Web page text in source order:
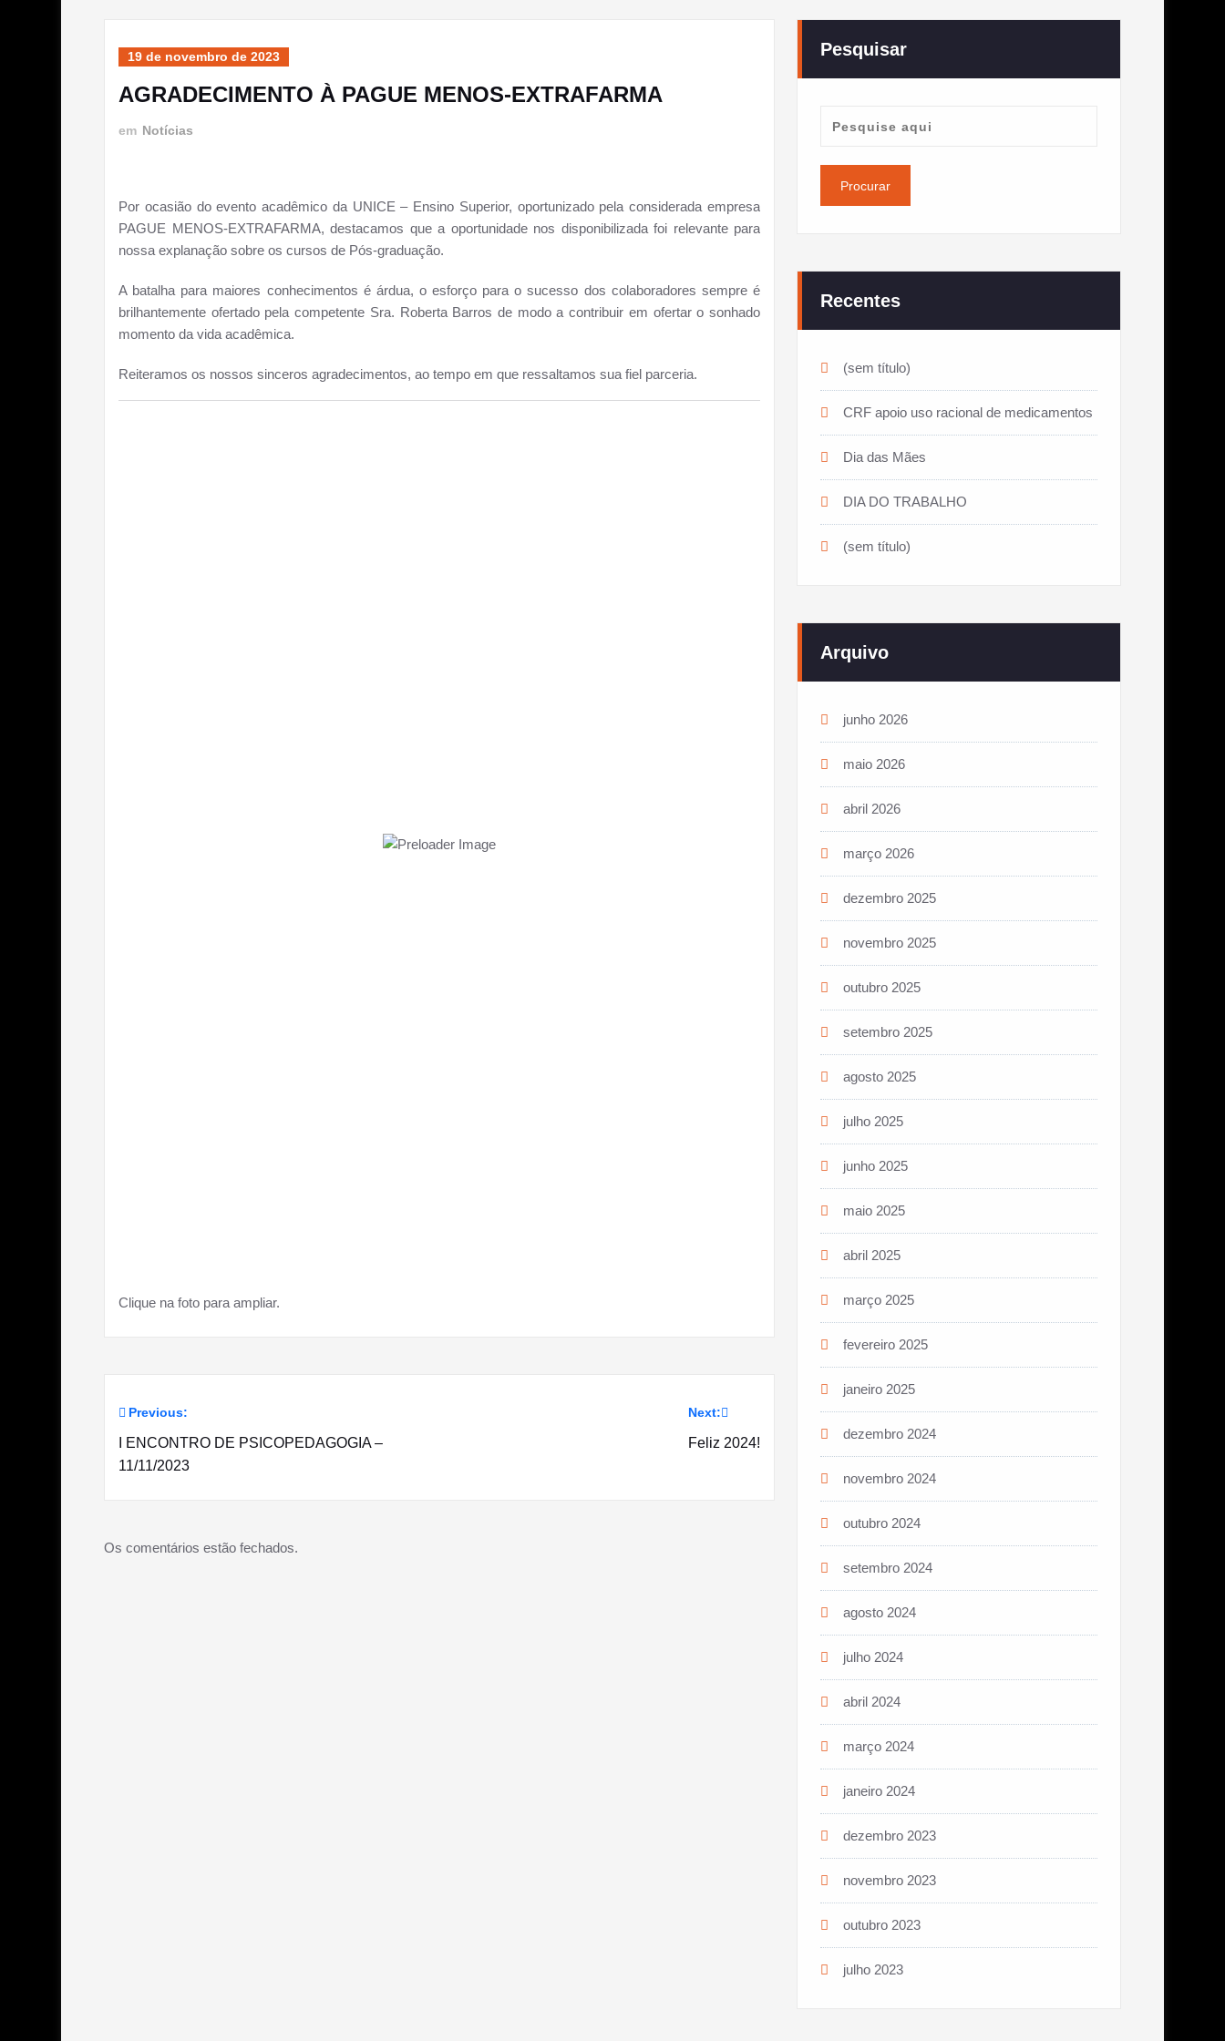
19 de novembro de 2023
AGRADECIMENTO À PAGUE MENOS-EXTRAFARMA
em Notícias
Por ocasião do evento acadêmico da UNICE – Ensino Superior, oportunizado pela considerada empresa
PAGUE MENOS-EXTRAFARMA, destacamos que a oportunidade nos disponibilizada foi relevante para
nossa explanação sobre os cursos de Pós-graduação.
A batalha para maiores conhecimentos é árdua, o esforço para o sucesso dos colaboradores sempre é
brilhantemente ofertado pela competente Sra. Roberta Barros de modo a contribuir em ofertar o sonhado
momento da vida acadêmica.
Reiteramos os nossos sinceros agradecimentos, ao tempo em que ressaltamos sua fiel parceria.
Clique na foto para ampliar.
Navegação
de
Previous:
I ENCONTRO DE PSICOPEDAGOGIA –
11/11/2023
Next:
Feliz 2024!
Os comentários estão fechados.
Pesquisar
Recentes
(sem título)
CRF apoio uso racional de medicamentos
Dia das Mães
DIA DO TRABALHO
(sem título)
Arquivo
junho 2026
maio 2026
abril 2026
março 2026
dezembro 2025
novembro 2025
outubro 2025
setembro 2025
agosto 2025
julho 2025
junho 2025
maio 2025
abril 2025
março 2025
fevereiro 2025
janeiro 2025
dezembro 2024
novembro 2024
outubro 2024
setembro 2024
agosto 2024
julho 2024
abril 2024
março 2024
janeiro 2024
dezembro 2023
novembro 2023
outubro 2023
julho 2023